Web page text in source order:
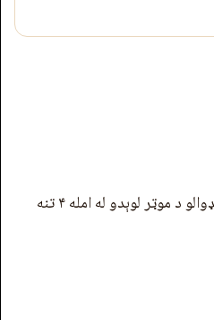
لغمان کې سیند ته د کډوالو د موټر لوېدو له امله ۴ تنه